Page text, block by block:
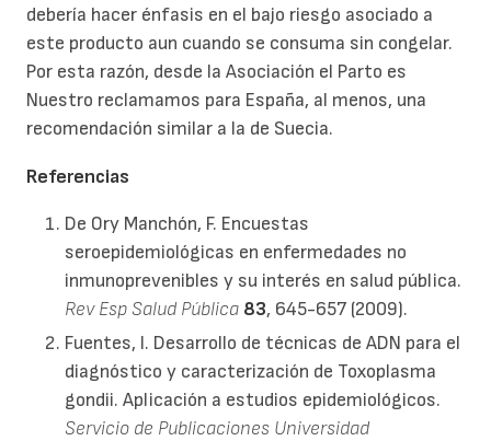
debería hacer énfasis en el bajo riesgo asociado a
este producto aun cuando se consuma sin congelar.
Por esta razón, desde la Asociación el Parto es
Nuestro reclamamos para España, al menos, una
recomendación similar a la de Suecia.
Referencias
De Ory Manchón, F. Encuestas
seroepidemiológicas en enfermedades no
inmunoprevenibles y su interés en salud pública.
Rev Esp Salud Pública 83, 645-657 (2009).
Fuentes, I. Desarrollo de técnicas de ADN para el
diagnóstico y caracterización de Toxoplasma
gondii. Aplicación a estudios epidemiológicos.
Servicio de Publicaciones Universidad